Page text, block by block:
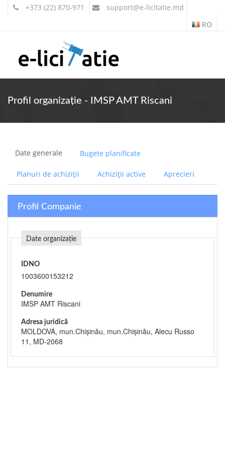
+373 (22) 870-971 support@e-licitatie.md
RO
Profil organizație - IMSP AMT Riscani
Date generale Bugete planificate
Planuri de achiziții Achiziții active Aprecieri
Profil Companie
Date organizație
IDNO
1003600153212
Denumire
IMSP AMT Riscani
Adresa juridică
MOLDOVA, mun.Chişinău, mun.Chişinău, Alecu Russo
11, MD-2068